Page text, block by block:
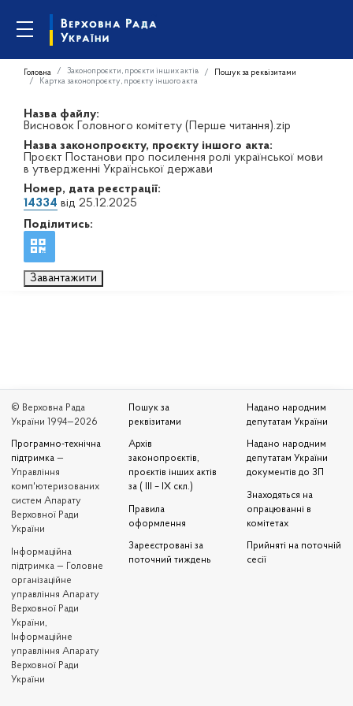
Головна Законопроєкти, проєкти інших актів
Пошук за реквізитами
Картка законопроєкту, проєкту іншого акта
Назва файлу:
Висновок Головного комітету (Перше читання).zip
Назва законопроєкту, проєкту іншого акта:
Проєкт Постанови про посилення ролі української мови
в утвердженні Української держави
Номер, дата реєстрації:
14334 від 25.12.2025
Поділитись:
Завантажити
© Верховна Рада
України 1994—2026
Програмно-технічна
підтримка —
Управління
комп'ютеризованих
систем Апарату
Верховної Ради
України
Iнформаційна
підтримка — Головне
організаційне
управління Апарату
Верховної Ради
України,
Інформаційне
управління Апарату
Верховної Ради
України
Пошук за
реквізитами
Архів
законопроєктів,
проєктів інших актів
за ( III – IX скл.)
Правила
оформлення
Зареєстровані за
поточний тиждень
Надано народним
депутатам України
Надано народним
депутатам України
документів до ЗП
Знаходяться на
опрацюванні в
комітетах
Прийняті на поточній
сесії